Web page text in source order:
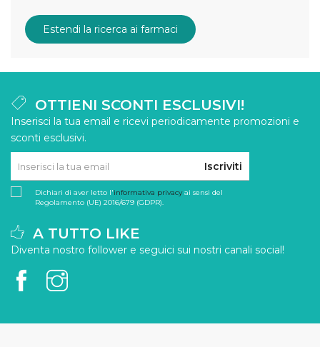
Estendi la ricerca ai farmaci
OTTIENI SCONTI ESCLUSIVI!
Inserisci la tua email e ricevi periodicamente promozioni e
sconti esclusivi.
Iscriviti
Dichiari di aver letto l'informativa privacyai sensi del
Regolamento (UE) 2016/679 (GDPR).
A TUTTO LIKE
Diventa nostro follower e seguici sui nostri canali social!